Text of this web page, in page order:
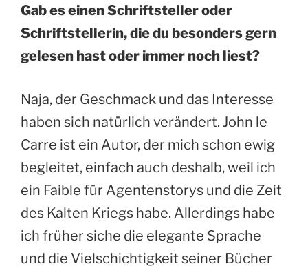
Gab es einen Schriftsteller oder
Schriftstellerin, die du besonders gern
gelesen hast oder immer noch liest?
Naja, der Geschmack und das Interesse
haben sich natürlich verändert. John le
Carre ist ein Autor, der mich schon ewig
begleitet, einfach auch deshalb, weil ich
ein Faible für Agentenstorys und die Zeit
des Kalten Kriegs habe. Allerdings habe
ich früher siche die elegante Sprache
und die Vielschichtigkeit seiner Bücher